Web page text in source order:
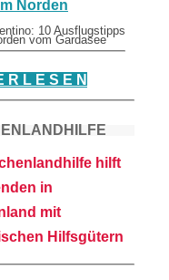
10 Ausflugstipps
vom Gardasee
R L E S E N
hilft
in
mit
Hilfsgütern